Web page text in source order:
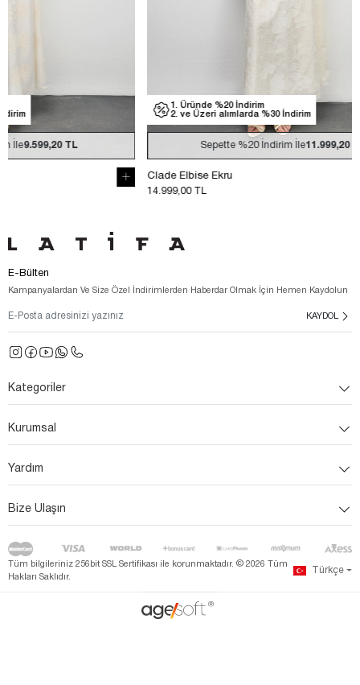
2. ve Üzeri alımlarda %30 İndirim
Sepette 11.999,20 TL
1.
E-Bülten
Kampanyalardan Ve Size Özel İndirimlerden Haberdar Olmak İçin Hemen Kaydolun
KAYDOL
Kategoriler
Kurumsal
Yardım
Bize Ulaşın
Tüm bilgileriniz 256bit SSL Sertifikası ile korunmaktadır. © 2026 Tüm
Hakları Saklıdır.
Türkçe